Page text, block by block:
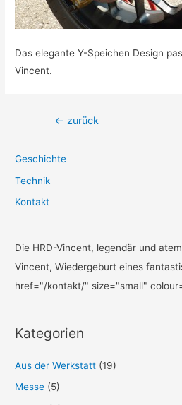
Das elegante Y-Speichen Design
Vincent.
Beitragsnavigation
← zurück
Geschichte
Technik
Kontakt
Die HRD-Vincent, legendär und
Vincent, Wiedergeburt eines
href="/kontakt/" size="small"
Kategorien
Aus der Werkstatt (19)
Messe (5)